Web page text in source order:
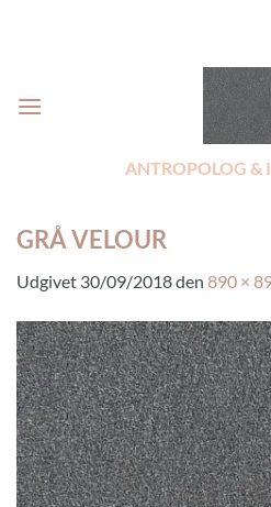
ANTROPOLOG &
GRÅ VELOUR
Udgivet 30/09/2018den 890 ×